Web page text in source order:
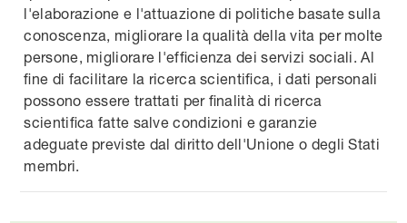
l'elaborazione e l'attuazione di politiche basate sulla
conoscenza, migliorare la qualità della vita per molte
persone, migliorare l'efficienza dei servizi sociali. Al
fine di facilitare la ricerca scientifica, i dati personali
possono essere trattati per finalità di ricerca
scientifica fatte salve condizioni e garanzie
adeguate previste dal diritto dell'Unione o degli Stati
membri.